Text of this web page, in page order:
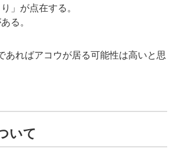
」が点在する。
る。
あればアコウが居る可能性は高いと思
いて